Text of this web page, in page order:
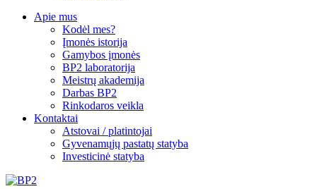
Apie mus
Kodėl mes?
Įmonės istorija
Gamybos įmonės
BP2 laboratorija
Meistrų akademija
Darbas BP2
Rinkodaros veikla
Kontaktai
Atstovai / platintojai
Gyvenamųjų pastatų statyba
Investicinė statyba